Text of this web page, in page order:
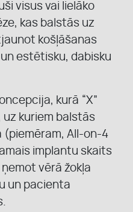
visus vai lielāko
kas balstās uz
košļāšanas
estētisku, dabisku
kurā “X”
kuriem balstās
(piemēram, All-on-4
implantu skaits
vērā žokļa
un pacienta